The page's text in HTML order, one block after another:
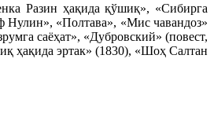
Разин ҳақида қўшиқ», «Сибирга
Нулин», «Полтава», «Мис чавандоз»
саёҳат», «Дубровский» (повест,
ҳақида эртак» (1830), «Шоҳ Салтан